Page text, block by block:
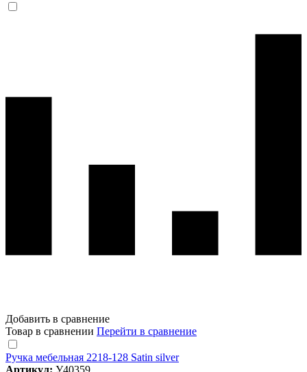
Добавить в сравнение
Товар в сравнении Перейти в сравнение
Ручка мебельная 2218-128 Satin silver
Артикул: У40359